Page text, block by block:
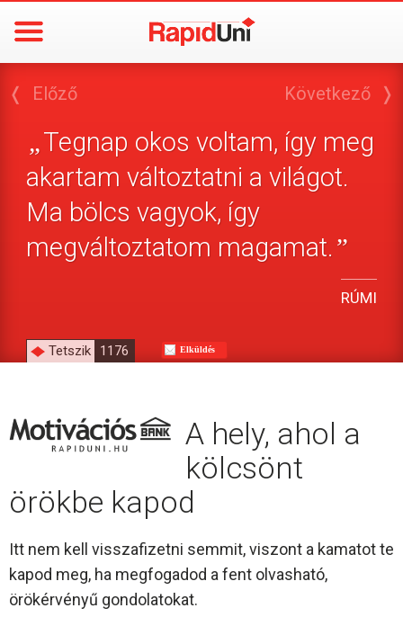
❬ Előző
„Tegnap okos voltam, így meg
akartam változtatni a világot.
Ma bölcs vagyok, így
megváltoztatom magamat.”
RÚMI
Következő ❭
Tetszik 1176 Elküldés
A hely, ahol a
kölcsönt
örökbe kapod
Itt nem kell visszafizetni semmit, viszont a kamatot te
kapod meg, ha megfogadod a fent olvasható,
örökérvényű gondolatokat.